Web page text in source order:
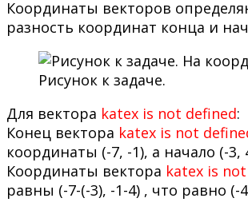
Координаты векторов
разность координат конца и
Рисунок к задаче.
Для вектора katex is not defined:
Конец вектора katex is not
координаты (-7, -1), а начало (-3,
Координаты вектора katex is
равны (-7-(-3), -1-4) , что равно (-